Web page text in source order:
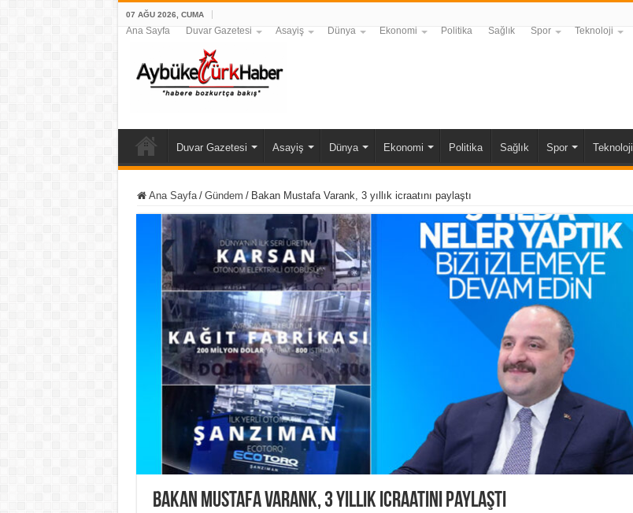
07 AĞU 2026, CUMA
Ana Sayfa Duvar Gazetesi Asayiş Dünya Ekonomi Politika Sağlık Spor Teknoloji
Duvar Gazetesi Asayiş Dünya Ekonomi Politika Sağlık Spor Teknoloji
Ana Sayfa / Gündem / Bakan Mustafa Varank, 3 yıllık icraatını paylaştı
Bakan Mustafa Varank, 3 yıllık icraatını paylaştı